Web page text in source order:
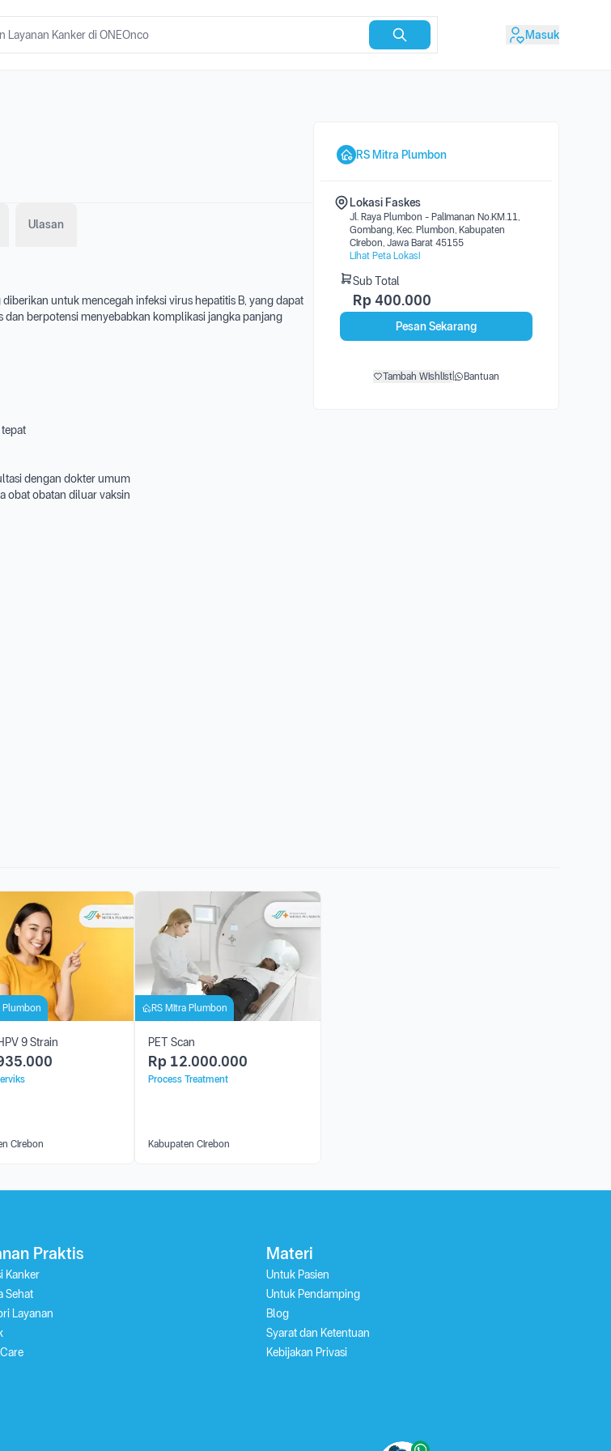
Masuk
Ulasan
untuk mencegah infeksi virus hepatitis B, yang dapat
dan berpotensi menyebabkan komplikasi jangka panjang
dengan dokter umum
obat obatan diluar vaksin
RS Mitra Plumbon
Lokasi Faskes
Jl. Raya Plumbon - Palimanan No.KM.11,
Gombang, Kec. Plumbon, Kabupaten
Cirebon, Jawa Barat 45155
Lihat Peta Lokasi
Sub Total
Rp 400.000
Pesan Sekarang
Tambah Wishlist Bantuan
Plumbon
9 Strain
Cirebon
RS Mitra Plumbon
PET Scan
Rp 12.000.000
Process Treatment
Kabupaten Cirebon
Praktis
Kanker
Sehat
Layanan
Materi
Untuk Pasien
Untuk Pendamping
Blog
Syarat dan Ketentuan
Kebijakan Privasi